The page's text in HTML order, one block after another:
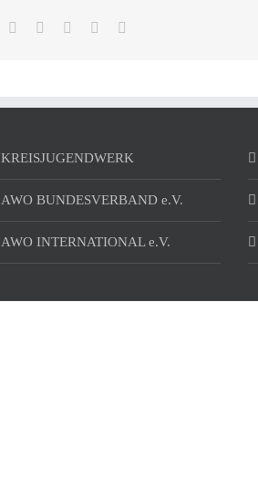
Facebook
Reddit LinkedInPinterest
KREISJUGENDWERK
AWO BUNDESVERBAND e.V.
AWO INTERNATIONAL e.V.